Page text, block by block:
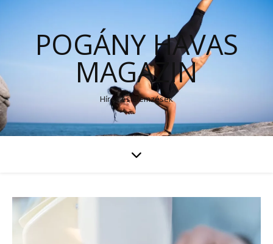
POGÁNY HAVAS
MAGAZIN
Hírek és elemzések